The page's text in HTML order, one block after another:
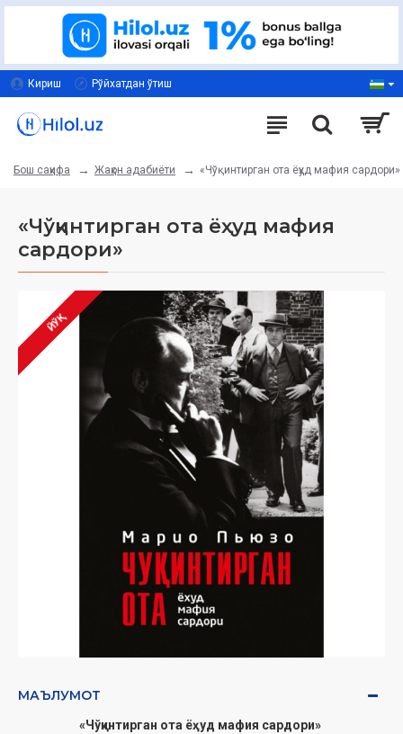
Кириш Рўйхатдан ўтиш
Бош саҳифа Жаҳон адабиёти «Чўқинтирган ота ёҳуд мафия сардори»
«Чўқинтирган ота ёҳуд мафия
сардори»
ЙЎҚ
МАЪЛУМОТ
«Чўқинтирган ота ёҳуд мафия сардори» ‎